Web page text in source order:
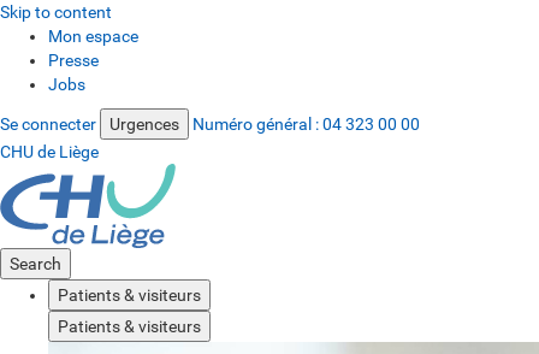
Skip to content
Mon espace
Presse
Jobs
Se connecter Urgences Numéro général :04 323 00 00
CHU de Liège
Search
Patients & visiteurs
Patients & visiteurs